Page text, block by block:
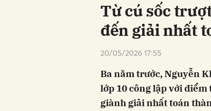
Từ cú sốc
đến giải nhất
20/05/2026 17:55
Ba năm trước, Nguyễn
lớp 10 công lập với điểm
giành giải nhất toán